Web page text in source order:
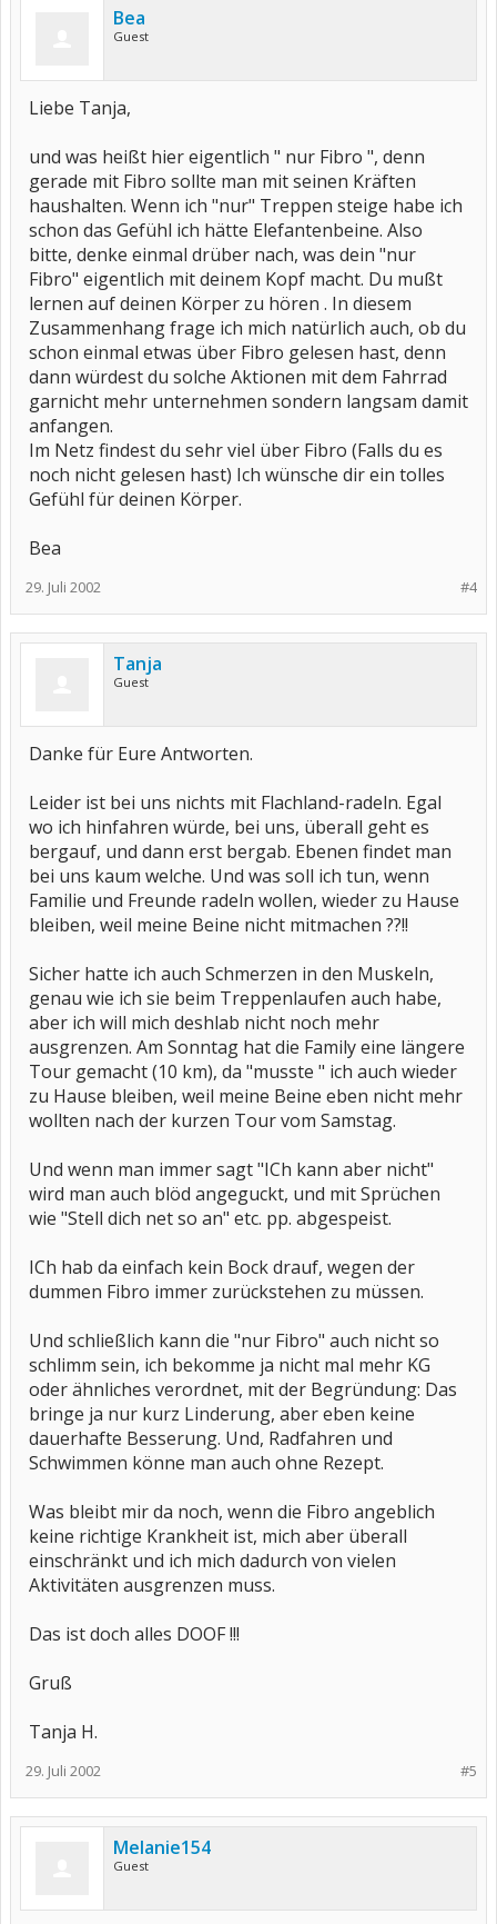
Bea
Guest
Liebe Tanja,
und was heißt hier eigentlich " nur Fibro ", denn
gerade mit Fibro sollte man mit seinen Kräften
haushalten. Wenn ich "nur" Treppen steige habe ich
schon das Gefühl ich hätte Elefantenbeine. Also
bitte, denke einmal drüber nach, was dein "nur
Fibro" eigentlich mit deinem Kopf macht. Du mußt
lernen auf deinen Körper zu hören . In diesem
Zusammenhang frage ich mich natürlich auch, ob du
schon einmal etwas über Fibro gelesen hast, denn
dann würdest du solche Aktionen mit dem Fahrrad
garnicht mehr unternehmen sondern langsam damit
anfangen.
Im Netz findest du sehr viel über Fibro (Falls du es
noch nicht gelesen hast) Ich wünsche dir ein tolles
Gefühl für deinen Körper.
Bea
#4
29. Juli 2002
Tanja
Guest
Danke für Eure Antworten.
Leider ist bei uns nichts mit Flachland-radeln. Egal
wo ich hinfahren würde, bei uns, überall geht es
bergauf, und dann erst bergab. Ebenen findet man
bei uns kaum welche. Und was soll ich tun, wenn
Familie und Freunde radeln wollen, wieder zu Hause
bleiben, weil meine Beine nicht mitmachen ??!!
Sicher hatte ich auch Schmerzen in den Muskeln,
genau wie ich sie beim Treppenlaufen auch habe,
aber ich will mich deshlab nicht noch mehr
ausgrenzen. Am Sonntag hat die Family eine längere
Tour gemacht (10 km), da "musste " ich auch wieder
zu Hause bleiben, weil meine Beine eben nicht mehr
wollten nach der kurzen Tour vom Samstag.
Und wenn man immer sagt "ICh kann aber nicht"
wird man auch blöd angeguckt, und mit Sprüchen
wie "Stell dich net so an" etc. pp. abgespeist.
ICh hab da einfach kein Bock drauf, wegen der
dummen Fibro immer zurückstehen zu müssen.
Und schließlich kann die "nur Fibro" auch nicht so
schlimm sein, ich bekomme ja nicht mal mehr KG
oder ähnliches verordnet, mit der Begründung: Das
bringe ja nur kurz Linderung, aber eben keine
dauerhafte Besserung. Und, Radfahren und
Schwimmen könne man auch ohne Rezept.
Was bleibt mir da noch, wenn die Fibro angeblich
keine richtige Krankheit ist, mich aber überall
einschränkt und ich mich dadurch von vielen
Aktivitäten ausgrenzen muss.
Das ist doch alles DOOF !!!
Gruß
Tanja H.
#5
29. Juli 2002
Melanie154
Guest